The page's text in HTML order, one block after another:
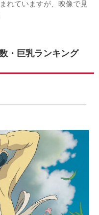
れていますが、映像で見
・巨乳ランキング